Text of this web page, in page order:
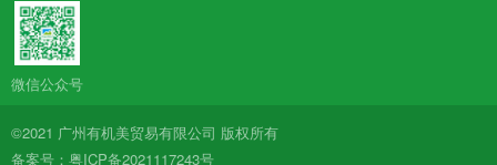
微信公众号
©2021 广州有机美贸易有限公司 版权所有
备案号： 粤ICP备2021117243号